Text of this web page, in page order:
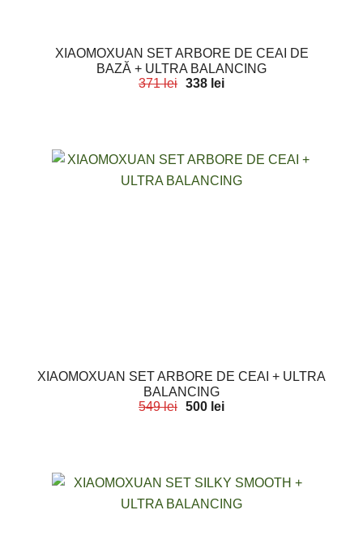
XIAOMOXUAN SET ARBORE DE CEAI DE
BAZĂ + ULTRA BALANCING
371lei 338 lei
XIAOMOXUAN SET ARBORE DE CEAI + ULTRA
BALANCING
549lei 500 lei